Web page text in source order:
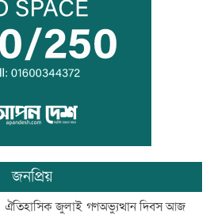
লক্ষ্মীপুর জেলা প্রশাসনের ১৪ কর্মকর্তা-
কর্মচারীর বিদায়ী সংবর্ধনা
সব শর্ত মেনে নিলে হরমুজ খুলবো: ইরান
মেসির বাবা মারা গেছেন
জনপ্রিয়
ঐতিহাসিক জুলাই গণঅভ্যুত্থান দিবস আজ